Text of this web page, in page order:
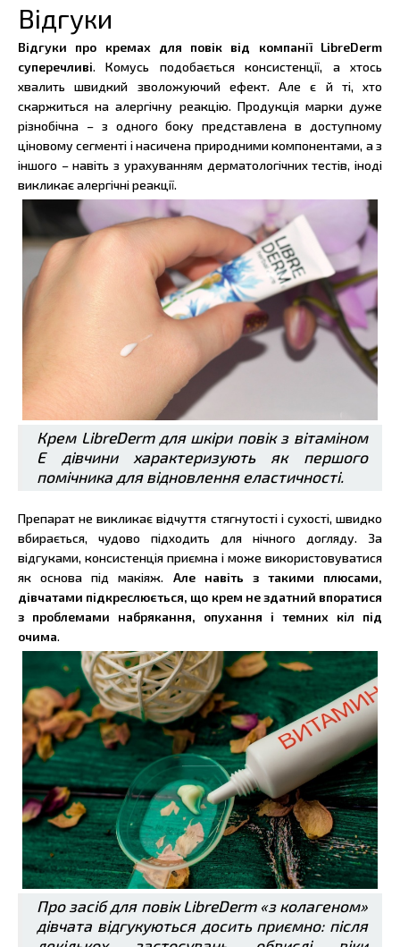
Відгуки
Відгуки про кремах для повік від компанії LibreDerm
суперечливі. Комусь подобається консистенції, а хтось
хвалить швидкий зволожуючий ефект. Але є й ті, хто
скаржиться на алергічну реакцію. Продукція марки дуже
різнобічна – з одного боку представлена в доступному
ціновому сегменті і насичена природними компонентами, а з
іншого – навіть з урахуванням дерматологічних тестів, іноді
викликає алергічні реакції.
Крем LibreDerm для шкіри повік з вітаміном
Е дівчини характеризують як першого
помічника для відновлення еластичності.
Препарат не викликає відчуття стягнутості і сухості, швидко
вбирається, чудово підходить для нічного догляду. За
відгуками, консистенція приємна і може використовуватися
як основа під макіяж. Але навіть з такими плюсами,
дівчатами підкреслюється, що крем не здатний впоратися
з проблемами набрякання, опухання і темних кіл під
очима.
Про засіб для повік LibreDerm «з колагеном»
дівчата відгукуються досить приємно: після